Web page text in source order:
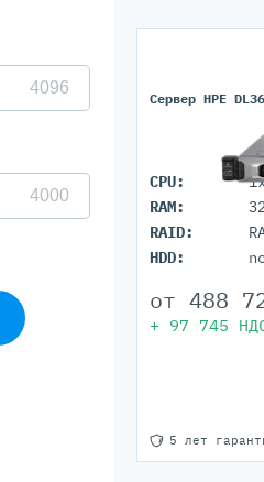
Сервер HPE
CPU:
RAM:
RAID:
HDD:
5 лет
от 488
+ 97 745